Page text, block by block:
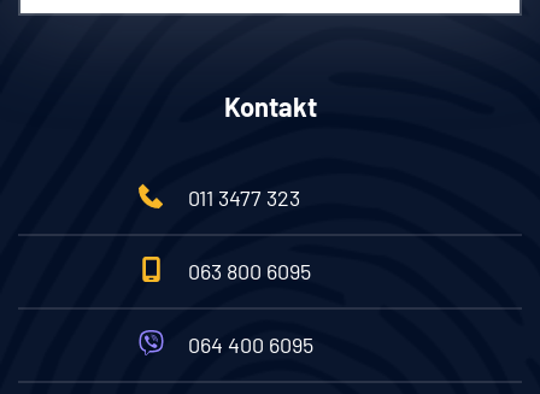
Kontakt
011 3477 323
063 800 6095
064 400 6095